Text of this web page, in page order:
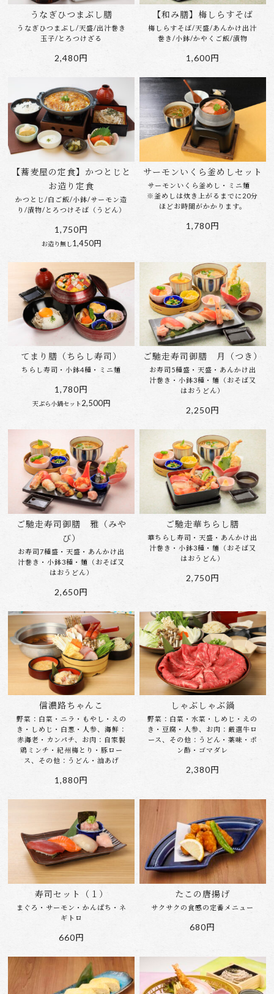
うなぎひつまぶし膳
うなぎひつまぶし/天盛/出汁巻き
玉子/とろつけざる
2,480円
【和み膳】梅しらすそば
梅しらすそば/天盛/あんかけ出汁
巻き/小鉢/かやくご飯/漬物
1,600円
【蕎麦屋の定食】かつとじと
お造り定食
かつとじ/白ご飯/小鉢/サーモン造
り/漬物/とろつけそば（うどん）
1,750円
お造り無し1,450円
サーモンいくら釜めしセット
サーモンいくら釜めし・ミニ麺
※釜めしは炊き上がるまでに20分
ほどお時間がかかります。
1,780円
てまり膳（ちらし寿司）
ちらし寿司・小鉢4種・ミニ麺
1,780円
天ぷら小鍋セット 2,500円
ご馳走寿司御膳 月（つき）
お寿司5種盛・天盛・あんかけ出
汁巻き・小鉢3種・麺（おそば又
はおうどん）
2,250円
ご馳走寿司御膳 雅（みや
び）
お寿司7種盛・天盛・あんかけ出
汁巻き・小鉢3種・麺（おそば又
はおうどん）
2,650円
ご馳走華ちらし膳
華ちらし寿司・天盛・あんかけ出
汁巻き・小鉢3種・麺（おそば又
はおうどん）
2,750円
信濃路ちゃんこ
野菜：白菜・ニラ・もやし・えの
き・しめじ・白葱・人参、海鮮：
赤海老・カンパチ、お肉：自家製
鶏ミンチ・紀州梅とり・豚ロー
ス、その他：うどん・油あげ
1,880円
しゃぶしゃぶ鍋
野菜：白菜・水菜・しめじ・えの
き・豆腐・人参、お肉：厳選牛ロ
ース、その他：うどん・薬味・ポ
ン酢・ゴマダレ
2,380円
寿司セット（１）
まぐろ・サーモン・かんぱち・ネ
ギトロ
660円
たこの唐揚げ
サクサクの食感の定番メニュー
680円